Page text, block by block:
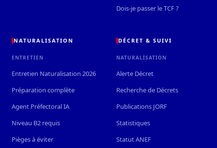
Dois-je passer le TCF ?
NATURALISATION
ENTRETIEN
Entretien Naturalisation 2026
Préparation complète
Agent Préfectoral IA
Niveau B2 requis
Pièges à éviter
DÉCRET & SUIVI
NATURALISATION
Alerte Décret
Recherche de Décrets
Publications JORF
Statistiques
Statut ANEF